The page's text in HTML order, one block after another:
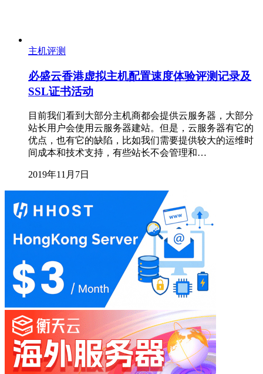
主机评测
必盛云香港虚拟主机配置速度体验评测记录及
SSL证书活动
目前我们看到大部分主机商都会提供云服务器，大部分
站长用户会使用云服务器建站。但是，云服务器有它的
优点，也有它的缺陷，比如我们需要提供较大的运维时
间成本和技术支持，有些站长不会管理和…
2019年11月7日